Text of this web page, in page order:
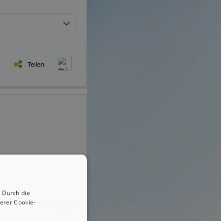
Teilen
die
Cookie-